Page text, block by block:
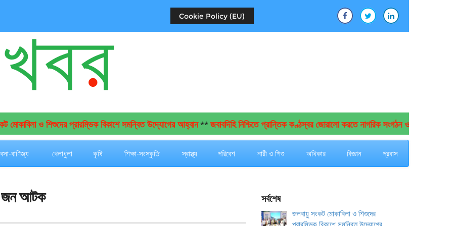
Cookie Policy (EU)
ও শিশুদের প্রারম্ভিক বিকাশে সমন্বিত উদ্যোগের আহ্বান**জবাবদিহি নিশ্চিতে প্রান্তিক কণ্ঠস্বর জোরালো করতে নাগরিক সংগঠন ও গণমাধ্যমের
বাণিজ্য খেলাধুলা কৃষি শিক্ষা-সংস্কৃতি স্বাস্থ্য পরিবেশ নারী ও শিশু অধিকার বিজ্ঞান প্রবাস
জন আটক সর্বশেষ
জলবায়ু সংকট মোকাবিলা ও শিশুদের
প্রারম্ভিক বিকাশে সমন্বিত উদ্যোগের